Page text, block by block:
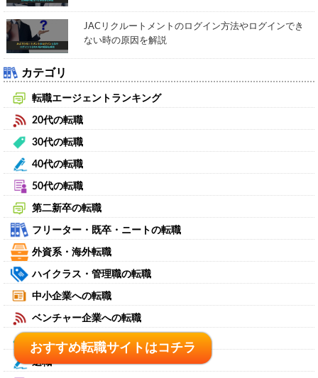
おすすめ転職サイトはコチラ
JACリクルートメントのログイン方法やログインでき
ない時の原因を解説
カテゴリ
転職エージェントランキング
20代の転職
30代の転職
40代の転職
50代の転職
第二新卒の転職
フリーター・既卒・ニートの転職
外資系・海外転職
ハイクラス・管理職の転職
中小企業への転職
ベンチャー企業への転職
大手企業・大企業への転職
退職
おすすめ転職サイトはコチラ